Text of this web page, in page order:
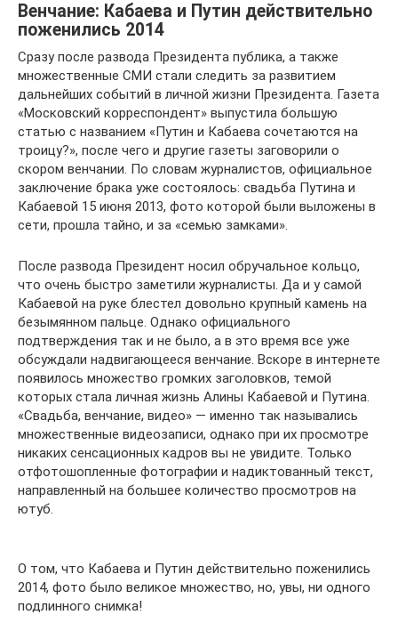
Венчание: Кабаева и Путин действительно
поженились 2014
Сразу после развода Президента публика, а также
множественные СМИ стали следить за развитием
дальнейших событий в личной жизни Президента. Газета
«Московский корреспондент» выпустила большую
статью с названием «Путин и Кабаева сочетаются на
троицу?», после чего и другие газеты заговорили о
скором венчании. По словам журналистов, официальное
заключение брака уже состоялось: свадьба Путина и
Кабаевой 15 июня 2013, фото которой были выложены в
сети, прошла тайно, и за «семью замками».
После развода Президент носил обручальное кольцо,
что очень быстро заметили журналисты. Да и у самой
Кабаевой на руке блестел довольно крупный камень на
безымянном пальце. Однако официального
подтверждения так и не было, а в это время все уже
обсуждали надвигающееся венчание. Вскоре в интернете
появилось множество громких заголовков, темой
которых стала личная жизнь Алины Кабаевой и Путина.
«Свадьба, венчание, видео» — именно так назывались
множественные видеозаписи, однако при их просмотре
никаких сенсационных кадров вы не увидите. Только
отфотошопленные фотографии и надиктованный текст,
направленный на большее количество просмотров на
ютуб.
О том, что Кабаева и Путин действительно поженились
2014, фото было великое множество, но, увы, ни одного
подлинного снимка!